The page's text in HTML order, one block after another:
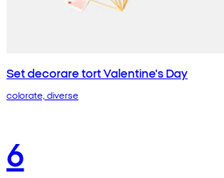
Set decorare tort Valentine's Day
colorate, diverse
6